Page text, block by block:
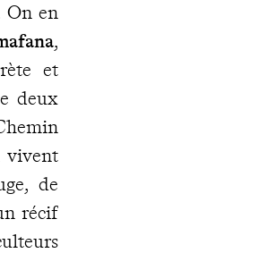
On en
,
et
deux
vivent
de
récif